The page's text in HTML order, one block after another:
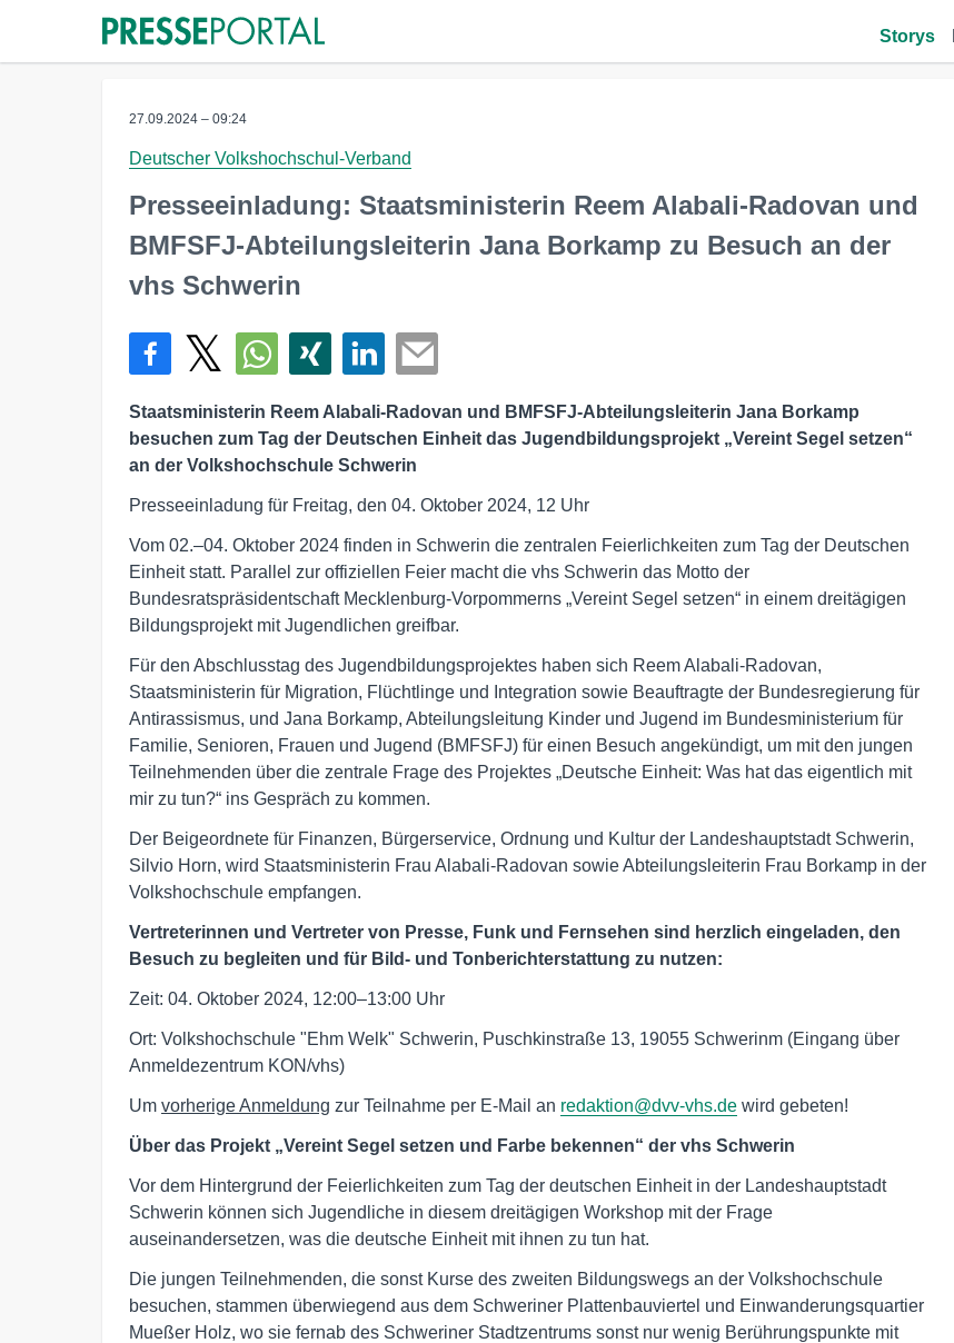
Storys
27.09.2024 – 09:24
Deutscher Volkshochschul-Verband
Presseeinladung: Staatsministerin Reem Alabali-Radovan und
BMFSFJ-Abteilungsleiterin Jana Borkamp zu Besuch an der
vhs Schwerin
Staatsministerin Reem Alabali-Radovan und BMFSFJ-Abteilungsleiterin Jana Borkamp
besuchen zum Tag der Deutschen Einheit das Jugendbildungsprojekt „Vereint Segel setzen“
an der Volkshochschule Schwerin
Presseeinladung für Freitag, den 04. Oktober 2024, 12 Uhr
Vom 02.–04. Oktober 2024 finden in Schwerin die zentralen Feierlichkeiten zum Tag der Deutschen
Einheit statt. Parallel zur offiziellen Feier macht die vhs Schwerin das Motto der
Bundesratspräsidentschaft Mecklenburg-Vorpommerns „Vereint Segel setzen“ in einem dreitägigen
Bildungsprojekt mit Jugendlichen greifbar.
Für den Abschlusstag des Jugendbildungsprojektes haben sich Reem Alabali-Radovan,
Staatsministerin für Migration, Flüchtlinge und Integration sowie Beauftragte der Bundesregierung für
Antirassismus, und Jana Borkamp, Abteilungsleitung Kinder und Jugend im Bundesministerium für
Familie, Senioren, Frauen und Jugend (BMFSFJ) für einen Besuch angekündigt, um mit den jungen
Teilnehmenden über die zentrale Frage des Projektes „Deutsche Einheit: Was hat das eigentlich mit
mir zu tun?“ ins Gespräch zu kommen.
Der Beigeordnete für Finanzen, Bürgerservice, Ordnung und Kultur der Landeshauptstadt Schwerin,
Silvio Horn, wird Staatsministerin Frau Alabali-Radovan sowie Abteilungsleiterin Frau Borkamp in der
Volkshochschule empfangen.
Vertreterinnen und Vertreter von Presse, Funk und Fernsehen sind herzlich eingeladen, den
Besuch zu begleiten und für Bild- und Tonberichterstattung zu nutzen:
Zeit: 04. Oktober 2024, 12:00–13:00 Uhr
Ort: Volkshochschule "Ehm Welk" Schwerin, Puschkinstraße 13, 19055 Schwerinm (Eingang über
Anmeldezentrum KON/vhs)
Um vorherige Anmeldung zur Teilnahme per E-Mail an redaktion@dvv-vhs.de wird gebeten!
Über das Projekt „Vereint Segel setzen und Farbe bekennen“ der vhs Schwerin
Vor dem Hintergrund der Feierlichkeiten zum Tag der deutschen Einheit in der Landeshauptstadt
Schwerin können sich Jugendliche in diesem dreitägigen Workshop mit der Frage
auseinandersetzen, was die deutsche Einheit mit ihnen zu tun hat.
Die jungen Teilnehmenden, die sonst Kurse des zweiten Bildungswegs an der Volkshochschule
besuchen, stammen überwiegend aus dem Schweriner Plattenbauviertel und Einwanderungsquartier
Mueßer Holz, wo sie fernab des Schweriner Stadtzentrums sonst nur wenig Berührungspunkte mit